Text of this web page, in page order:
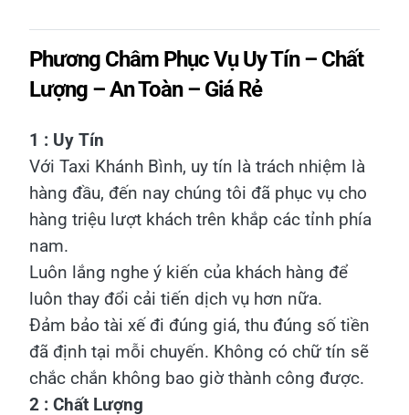
Phương Châm Phục Vụ Uy Tín – Chất
Lượng – An Toàn – Giá Rẻ
1 : Uy Tín
Với Taxi Khánh Bình, uy tín là trách nhiệm là
hàng đầu, đến nay chúng tôi đã phục vụ cho
hàng triệu lượt khách trên khắp các tỉnh phía
nam.
Luôn lắng nghe ý kiến của khách hàng để
luôn thay đổi cải tiến dịch vụ hơn nữa.
Đảm bảo tài xế đi đúng giá, thu đúng số tiền
đã định tại mỗi chuyến. Không có chữ tín sẽ
chắc chắn không bao giờ thành công được.
2 : Chất Lượng